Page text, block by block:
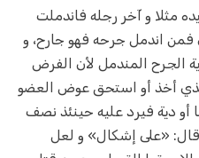
مثلا و آخر رجله فاندملت
فمن اندمل جرحه فهو جارح، و
الجرح المندمل لأن الفرض
أخذ أو استحق عوض العضو
أو دية فيرد عليه حينئذ نصف
قال: «على إشكال» و لعل